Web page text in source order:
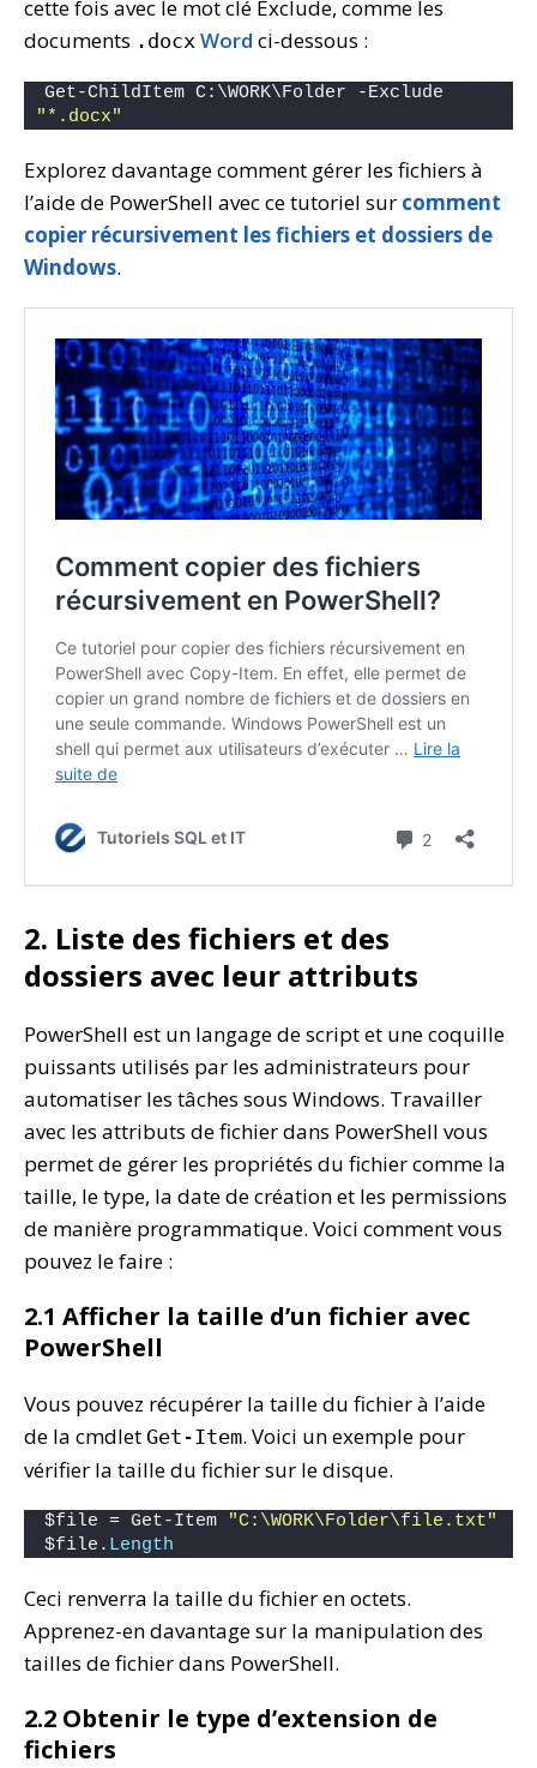
cette fois avec le mot clé Exclude, comme les
documents .docx Word ci-dessous :
"*.docx"
Explorez davantage comment gérer les fichiers à
l’aide de PowerShell avec ce tutoriel sur comment
copier récursivement les fichiers et dossiers de
Windows.
2. Liste des fichiers et des
dossiers avec leur attributs
PowerShell est un langage de script et une coquille
puissants utilisés par les administrateurs pour
automatiser les tâches sous Windows. Travailler
avec les attributs de fichier dans PowerShell vous
permet de gérer les propriétés du fichier comme la
taille, le type, la date de création et les permissions
de manière programmatique. Voici comment vous
pouvez le faire :
2.1 Afficher la taille d’un fichier avec
PowerShell
Vous pouvez récupérer la taille du fichier à l’aide
de la cmdlet Get-Item. Voici un exemple pour
vérifier la taille du fichier sur le disque.
$file = Get-Item
"C:\WORK\Folder\file.txt"
$file. Length
Ceci renverra la taille du fichier en octets.
Apprenez-en davantage sur la manipulation des
tailles de fichier dans PowerShell.
2.2 Obtenir le type d’extension de
fichiers